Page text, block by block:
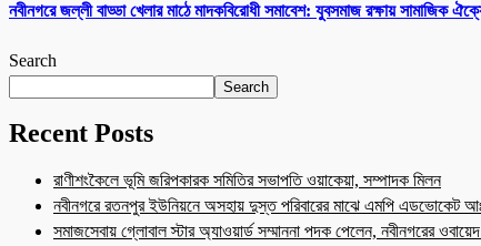
নবীনগরে জল্লী বাড্ডা খেলার মাঠে মাদকবিরোধী সমাবেশ: যুবসমাজ রক্ষায় সামাজিক
Search
Search
Recent Posts
রাণীশংকৈলে ভূমি জরিপকারক সমিতির সভাপতি ওয়াকেয়া, সম্পাদক মিলন
নবীনগরে রতনপুর ইউনিয়নে অসহায় দুস্ত পরিবারের মাঝে এমপি এডভোকেট আঃ
সমাজসেবায় গ্লোবাল স্টার অ্যাওয়ার্ড সম্মাননা পদক পেলেন, নবীনগরের